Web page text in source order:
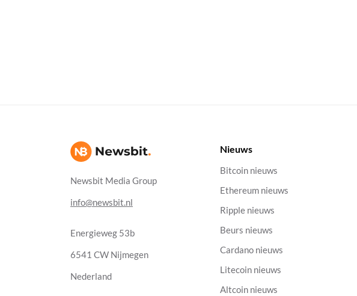
Newsbit Media Group
info@newsbit.nl
Energieweg 53b
6541 CW Nijmegen
Nederland
Nieuws
Bitcoin nieuws
Ethereum nieuws
Ripple nieuws
Beurs nieuws
Cardano nieuws
Litecoin nieuws
Altcoin nieuws